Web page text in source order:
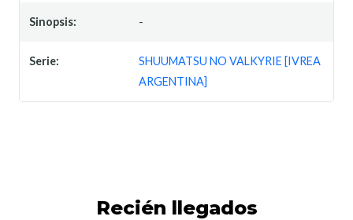
Sinopsis: -
Serie:
SHUUMATSU NO VALKYRIE [IVREA
ARGENTINA]
Recién llegados